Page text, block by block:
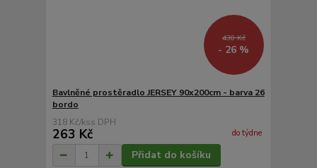
430 Kč
- 26 %
Bavlněné prostěradlo JERSEY 90x200cm - barva 26
bordo
318 Kč/ks
263 Kč do týdne
Přidat do košíku